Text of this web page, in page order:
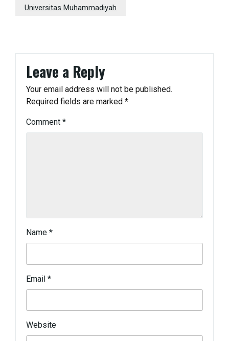
Universitas Muhammadiyah
Leave a Reply
Your email address will not be published.
Required fields are marked *
Comment *
Name *
Email *
Website